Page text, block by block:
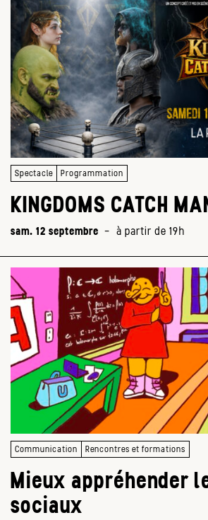
Spectacle Programmation
KINGDOMS CATCH
sam. 12 septembre - à partir de 19h
Communication Rencontres et formations
Mieux appréhender
sociaux